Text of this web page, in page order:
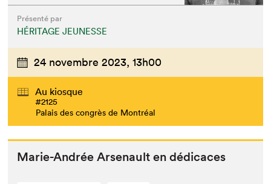
Présenté par
HÉRITAGE JEUNESSE
24 novembre 2023, 13h00
Au kiosque
#2125
Palais des congrès de Montréal
Marie-Andrée Arse­nault en dédicaces